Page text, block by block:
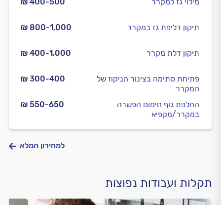
₪ 800-1,000 תיקון דליפת גז במקרר
₪ 400-1,000 תיקון דלת מקרר
₪ 300-400
פתיחת סתימה בצינור הניקוז של
המקרר
₪ 550-650
החלפת גוף חימום הפשרה
במקרר/מקפיא
למחירון המלא
תקלות ועבודות נפוצות